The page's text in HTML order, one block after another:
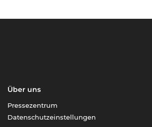
Über uns
Pressezentrum
Datenschutzeinstellungen